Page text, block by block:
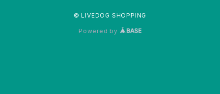
© LIVEDOG SHOPPING
Powered by